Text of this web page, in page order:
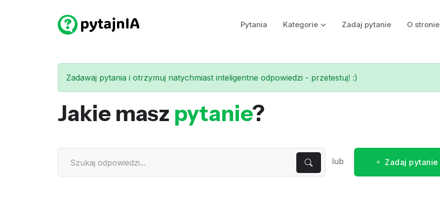
Pytania Kategorie Zadaj pytanie O stronie
Zadawaj pytania i otrzymuj natychmiast inteligentne odpowiedzi - przetestuj! :)
Jakie masz pytanie?
lub Zadaj pytanie